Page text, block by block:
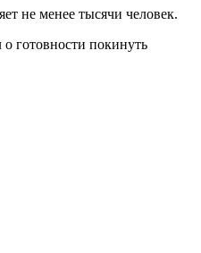
не менее тысячи человек.
готовности покинуть